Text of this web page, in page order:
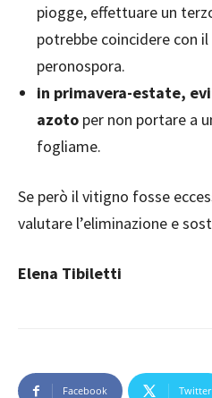
piogge, effettuare un
potrebbe coincidere con
peronospora.
in primavera-estate,
azoto per non portare a
fogliame.
Se però il vitigno fosse
valutare l’eliminazione e
Elena Tibiletti
Facebook Twitter